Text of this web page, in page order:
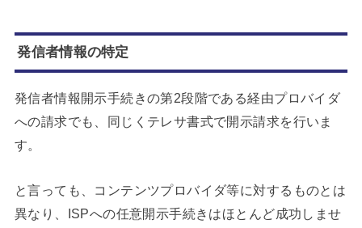
発信者情報の特定
発信者情報開示手続きの第2段階である経由プロバイダ
への請求でも、同じくテレサ書式で開示請求を行いま
す。
と言っても、コンテンツプロバイダ等に対するものとは
異なり、ISPへの任意開示手続きはほとんど成功しませ